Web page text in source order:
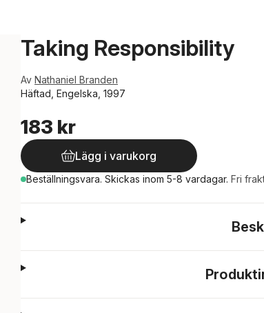
Taking Responsibility
Av Nathaniel Branden
Häftad, Engelska, 1997
183 kr
Lägg i varukorg
Beställningsvara. Skickas inom 5-8 vardagar. Fri